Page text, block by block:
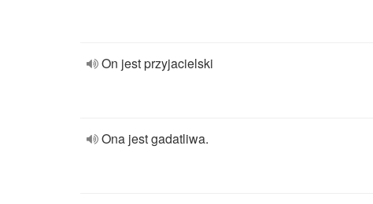
On jest przyjacielski
Ona jest gadatliwa.